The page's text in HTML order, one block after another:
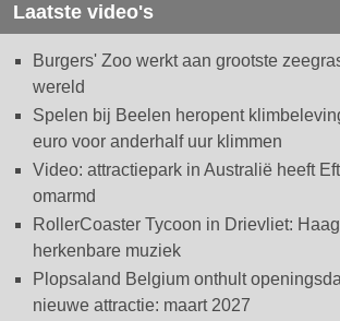
Laatste video's
Burgers' Zoo werkt aan grootste
wereld
Spelen bij Beelen heropent
euro voor anderhalf uur klimmen
Video: attractiepark in Australië heeft
omarmd
RollerCoaster Tycoon in Drievliet:
herkenbare muziek
Plopsaland Belgium onthult
nieuwe attractie: maart 2027